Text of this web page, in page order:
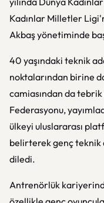
Kadınlar Milletler
Akbaş yönetiminde
40 yaşındaki teknik
noktalarından birine
camiasından da
Federasyonu,
ülkeyi uluslararası
belirterek genç teknik
diledi.
Antrenörlük